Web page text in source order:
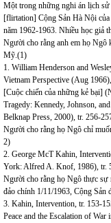
Một trong những nghi án lịch sử
[flirtation] Cộng Sản Hà Nội
năm 1962-1963. Nhiều học giả
Người cho rằng anh em họ Ngô
Mỹ.(1)
1. William Henderson and
Vietnam Perspective (Aug
[Cuộc chiến của những kẻ bại]
Tragedy: Kennedy, Johnson,
Belknap Press, 2000), tr. 256-
Người cho rằng họ Ngô chỉ
2)
2. George McT Kahin,
York: Alfred A. Knof, 1986), tr.
Người cho rằng họ Ngô thực sự
đảo chính 1/11/1963, Cộng Sản
3. Kahin, Intervention, tr. 153-
Peace and the Escalation of